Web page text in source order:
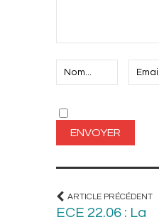
ARTICLE PRÉCÉDENT
ECE 22.06 : La